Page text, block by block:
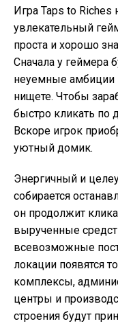
Игра Taps to
увлекательный
проста и хорошо
Сначала у геймера
неуемные амбиции
нищете. Чтобы
быстро кликать по
Вскоре игрок
уютный домик.
Энергичный и
собирается
он продолжит
вырученные
всевозможные
локации появятся
комплексы,
центры и
строения будут